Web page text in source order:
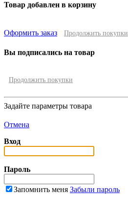
Товар добавлен в корзину
Оформить заказ Продолжить покупки
Вы подписались на товар
Продолжить покупки
Задайте параметры товара
Отмена
Вход
Пароль
Запомнить меня Забыли пароль